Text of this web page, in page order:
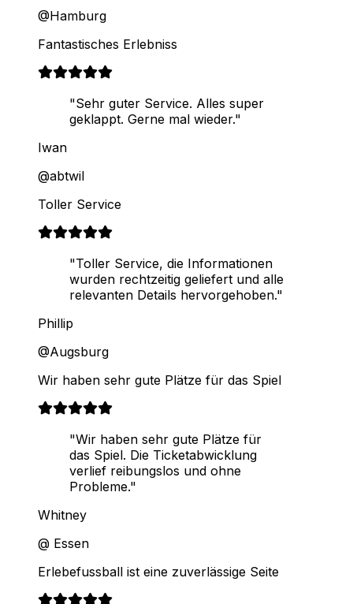
@Hamburg
Fantastisches Erlebniss
"Sehr guter Service. Alles super
geklappt. Gerne mal wieder."
Iwan
@abtwil
Toller Service
"Toller Service, die Informationen
wurden rechtzeitig geliefert und alle
relevanten Details hervorgehoben."
Phillip
@Augsburg
Wir haben sehr gute Plätze für das Spiel
"Wir haben sehr gute Plätze für
das Spiel. Die Ticketabwicklung
verlief reibungslos und ohne
Probleme."
Whitney
@ Essen
Erlebefussball ist eine zuverlässige Seite